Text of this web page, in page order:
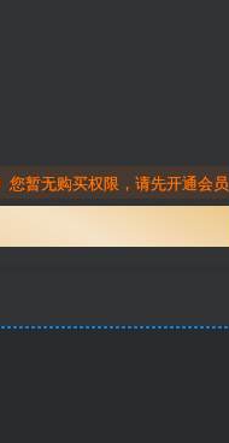
您暂无购买权限，请先开通会员